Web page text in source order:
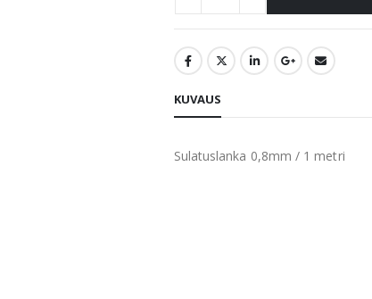
KUVAUS
Sulatuslanka 0,8mm / 1 metri